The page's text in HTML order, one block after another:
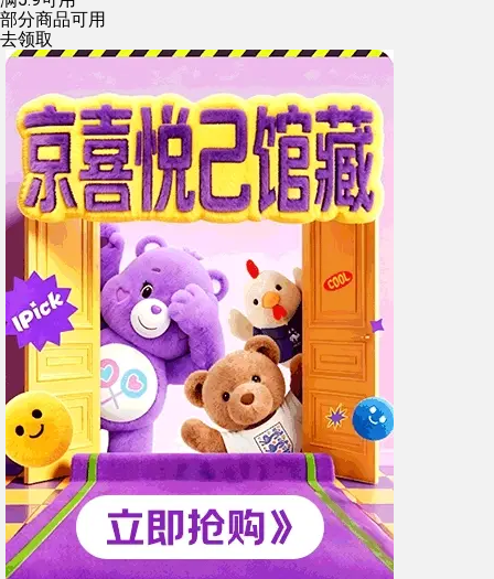
部分商品可用
去领取